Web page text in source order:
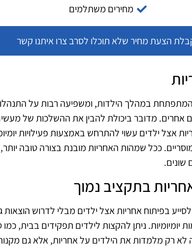
מחירים משתלמים
הצעת מחיר שלא תוכלו לסרב צרו איתנו קשר
המתפתחת במהלך הילדות, ומשפיעה רבות על
אחרים. מדובר ביכולת להבין את ההשלכות של
אצל ילדים עשוי להתרחש באמצעות פעילויות
ככל שמהות האחריות מובנת בצורה טובה יותר,
שונים.
בתקציב נמוך
בפיתוח אחריות אצל ילדים מבלי לדרוש
יומיומיות. ניתן להקצות לילדים תפקידים בבית,
לא רק מלמדות את הילדים על אחריות, אלא גם